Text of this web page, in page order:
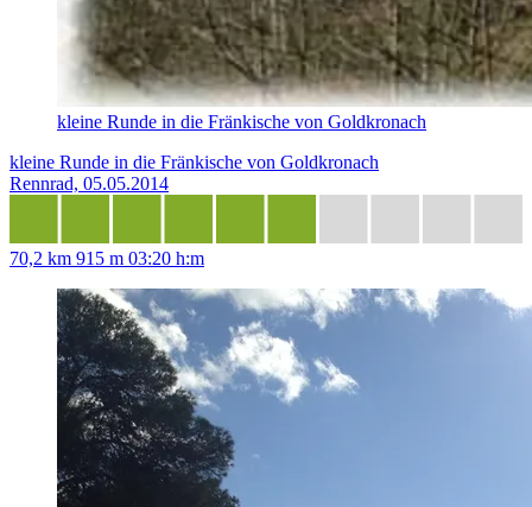
kleine Runde in die Fränkische von Goldkronach
kleine Runde in die Fränkische von Goldkronach
Rennrad, 05.05.2014
70,2 km 915 m 03:20 h:m